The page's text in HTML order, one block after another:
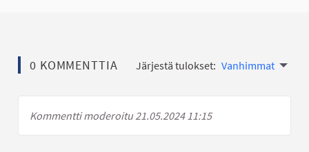
0 KOMMENTTIA Järjestä tulokset: Vanhimmat
Kommentti moderoitu 21.05.2024 11:15